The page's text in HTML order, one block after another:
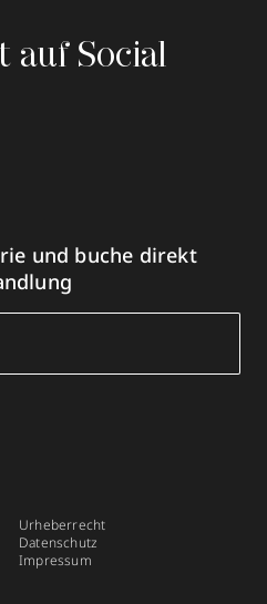
auf Social
und buche direkt
Urheberrecht
Datenschutz
Impressum